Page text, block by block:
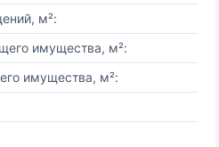
м²:
имущества, м²:
имущества, м²: